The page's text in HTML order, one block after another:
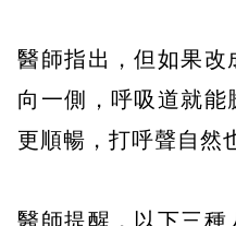
醫師指出，但如果改
向一側，呼吸道就
更順暢，打呼聲自然
醫師提醒，以下三種